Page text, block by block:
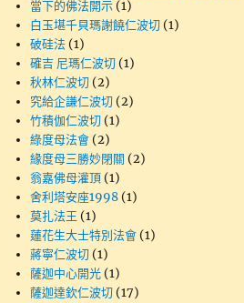
當下的佛法開示 (1)
白玉堪千貝瑪謝饒仁波切 (1)
破硅法 (1)
確吉 尼瑪仁波切 (1)
秋林仁波切 (2)
究給企謙仁波切 (2)
竹積伽仁波切 (1)
綠度母法會 (2)
緣度母三勝妙閉關 (2)
翁嘉佛母灌頂 (1)
舍利塔安座1998 (1)
莫扎法王 (1)
蓮花生大士特別法會 (1)
蔣寧仁波切 (1)
薩迦中心開光 (1)
薩迦達欽仁波切 (17)